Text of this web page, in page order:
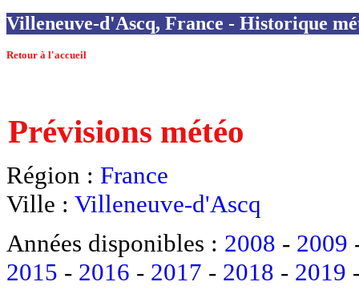
Villeneuve-d'Ascq, France - Historique
Retour à l'accueil
Prévisions météo
Région : France
Ville : Villeneuve-d'Ascq
Années disponibles : 2008 - 2009
2015 - 2016 - 2017 - 2018 - 2019